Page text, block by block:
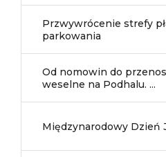
Przwywrócenie strefy
parkowania
Od nomowin do
weselne na Podhalu. ...
Międzynarodowy Dzień